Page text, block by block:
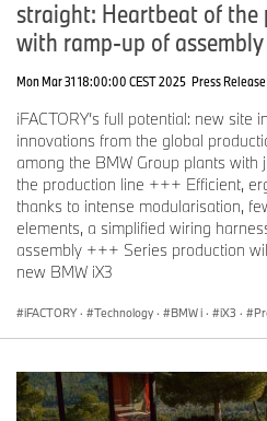
straight: Heartbeat of the
with ramp-up of assembly
Mon Mar 31 18:00:00 CEST 2025 Press Release
iFACTORY’s full potential: new site
innovations from the global
among the BMW Group plants with
the production line +++ Efficient,
thanks to intense modularisation,
elements, a simplified wiring
assembly +++ Series production
new BMW iX3
iFACTORY · Technology · BMW i · iX3 ·